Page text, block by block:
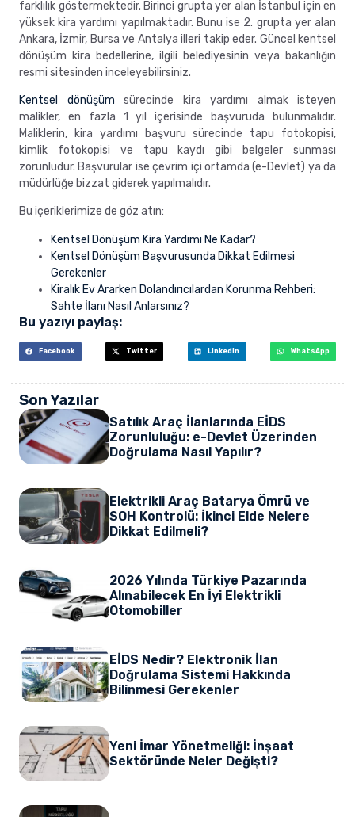
farklılık göstermektedir. Birinci grupta yer alan İstanbul için en
yüksek kira yardımı yapılmaktadır. Bunu ise 2. grupta yer alan
Ankara, İzmir, Bursa ve Antalya illeri takip eder. Güncel kentsel
dönüşüm kira bedellerine, ilgili belediyesinin veya bakanlığın
resmi sitesinden inceleyebilirsiniz.
Kentsel dönüşüm sürecinde kira yardımı almak isteyen
malikler, en fazla 1 yıl içerisinde başvuruda bulunmalıdır.
Maliklerin, kira yardımı başvuru sürecinde tapu fotokopisi,
kimlik fotokopisi ve tapu kaydı gibi belgeler sunması
zorunludur. Başvurular ise çevrim içi ortamda (e-Devlet) ya da
müdürlüğe bizzat giderek yapılmalıdır.
Bu içeriklerimize de göz atın:
Kentsel Dönüşüm Kira Yardımı Ne Kadar?
Kentsel Dönüşüm Başvurusunda Dikkat Edilmesi
Gerekenler
Kiralık Ev Ararken Dolandırıcılardan Korunma Rehberi:
Sahte İlanı Nasıl Anlarsınız?
Bu yazıyı paylaş:
Facebook Twitter LinkedIn WhatsApp
Son Yazılar
Satılık Araç İlanlarında EİDS
Zorunluluğu: e-Devlet Üzerinden
Doğrulama Nasıl Yapılır?
Elektrikli Araç Batarya Ömrü ve
SOH Kontrolü: İkinci Elde Nelere
Dikkat Edilmeli?
2026 Yılında Türkiye Pazarında
Alınabilecek En İyi Elektrikli
Otomobiller
EİDS Nedir? Elektronik İlan
Doğrulama Sistemi Hakkında
Bilinmesi Gerekenler
Yeni İmar Yönetmeliği: İnşaat
Sektöründe Neler Değişti?